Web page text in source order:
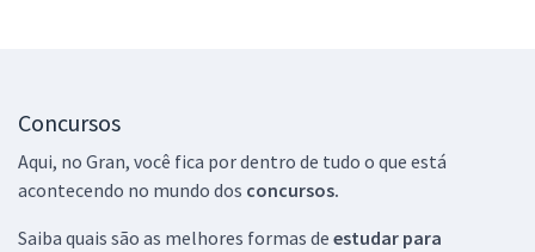
Concursos
Aqui, no Gran, você fica por dentro de tudo o que está
acontecendo no mundo dos concursos.
Saiba quais são as melhores formas de estudar para